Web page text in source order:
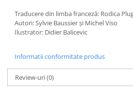
Traducere din limba franceză: Rodica
Autori: Sylvie Baussier şi Michel Viso
Ilustrator: Didier Balicevic
Informatii conformitate produs
Review-uri(0)